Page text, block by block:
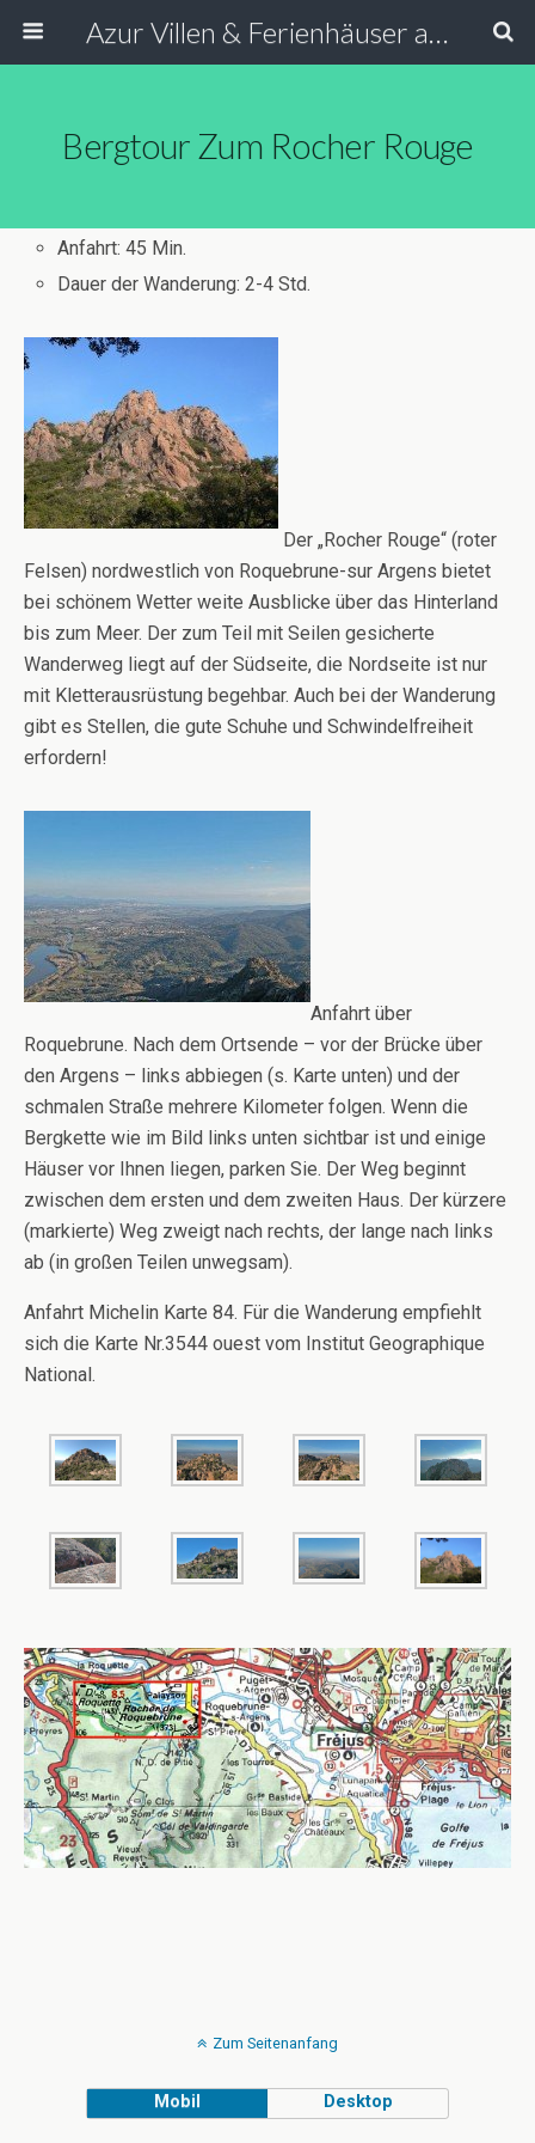
Azur Villen & Ferienhäuser an der Côte d’Azur Südfrankreich
Bergtour Zum Rocher Rouge
Anfahrt: 45 Min.
Dauer der Wanderung: 2-4 Std.
Der „Rocher Rouge“ (roter
Felsen) nordwestlich von Roquebrune-sur Argens bietet
bei schönem Wetter weite Ausblicke über das Hinterland
bis zum Meer. Der zum Teil mit Seilen gesicherte
Wanderweg liegt auf der Südseite, die Nordseite ist nur
mit Kletterausrüstung begehbar. Auch bei der Wanderung
gibt es Stellen, die gute Schuhe und Schwindelfreiheit
erfordern!
Anfahrt über
Roquebrune. Nach dem Ortsende – vor der Brücke über
den Argens – links abbiegen (s. Karte unten) und der
schmalen Straße mehrere Kilometer folgen. Wenn die
Bergkette wie im Bild links unten sichtbar ist und einige
Häuser vor Ihnen liegen, parken Sie. Der Weg beginnt
zwischen dem ersten und dem zweiten Haus. Der kürzere
(markierte) Weg zweigt nach rechts, der lange nach links
ab (in großen Teilen unwegsam).
Anfahrt Michelin Karte 84. Für die Wanderung empfiehlt
sich die Karte Nr.3544 ouest vom Institut Geographique
National.
Zum Seitenanfang
Mobil Desktop